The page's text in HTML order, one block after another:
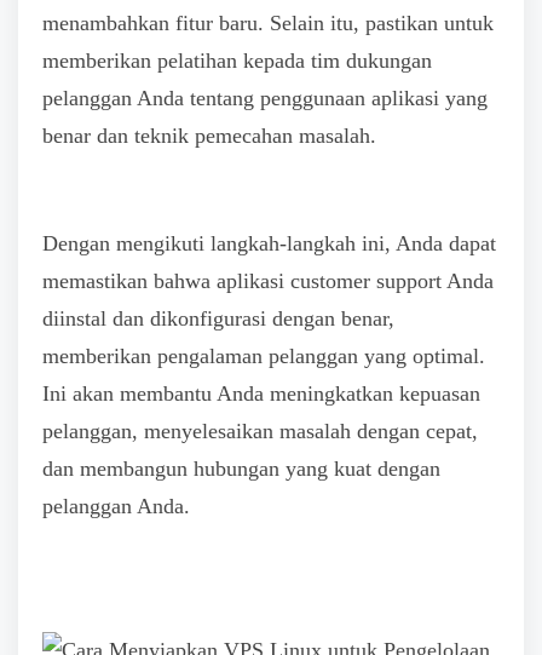
menambahkan fitur baru. Selain itu, pastikan untuk
memberikan pelatihan kepada tim dukungan
pelanggan Anda tentang penggunaan aplikasi yang
benar dan teknik pemecahan masalah.
Dengan mengikuti langkah-langkah ini, Anda dapat
memastikan bahwa aplikasi customer support Anda
diinstal dan dikonfigurasi dengan benar,
memberikan pengalaman pelanggan yang optimal.
Ini akan membantu Anda meningkatkan kepuasan
pelanggan, menyelesaikan masalah dengan cepat,
dan membangun hubungan yang kuat dengan
pelanggan Anda.